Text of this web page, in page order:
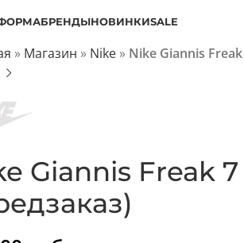
БРЕНДЫНОВИНКИSALE
» Магазин » Nike» Nike Giannis Freak
Giannis Freak 7